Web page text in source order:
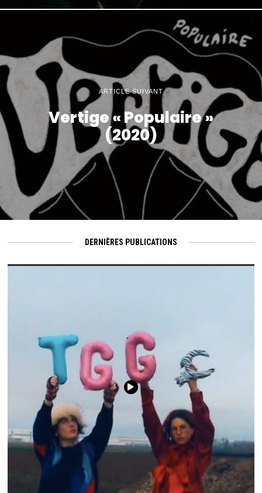
ARTICLE SUIVANT
Vertige « Populaire »
(2020)
DERNIÈRES PUBLICATIONS